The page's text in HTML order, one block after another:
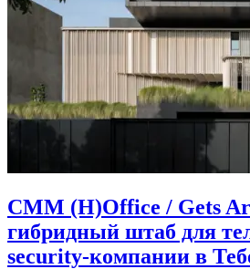
CMM (H)Office / Gets
гибридный штаб для
security-компании в